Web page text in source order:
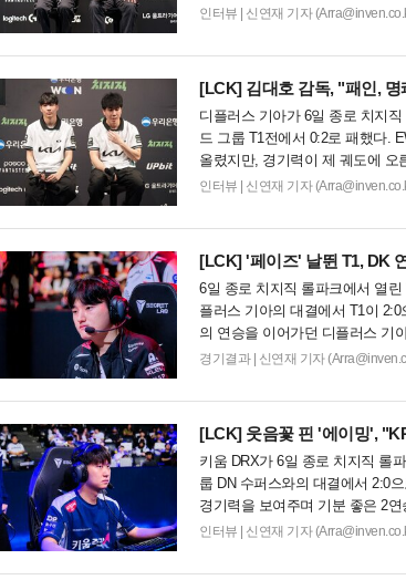
모습이었다. 다음은...
인터뷰 신연재 기자
[LCK]김대호 감독, "패인, 명
디플러스 기아가 6일 종로 치지
드 그룹 T1전에서 0:2로 패했다.
올렸지만, 경기력이 제 궤도에 오
늘 져서 너무 아쉽다"...
인터뷰 신연재 기자
[LCK]'페이즈' 날뛴 T1, DK
6일 종로 치지직 롤파크에서 열
플러스 기아의 대결에서 T1이
의 연승을 이어가던 디플러스 기
첫 드래곤을 두드렸...
경기결과 신연재 기자
[LCK]웃음꽃 핀 '에이밍',
키움 DRX가 6일 종로 치지직 롤
룹 DN 수퍼스와의 대결에서 2:0
경기력을 보여주며 기분 좋은 2
다. "합류한 지...
인터뷰 신연재 기자